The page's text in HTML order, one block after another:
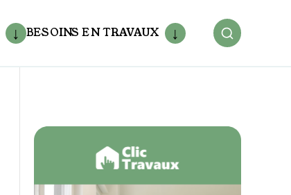
BESOINS EN TRAVAUX